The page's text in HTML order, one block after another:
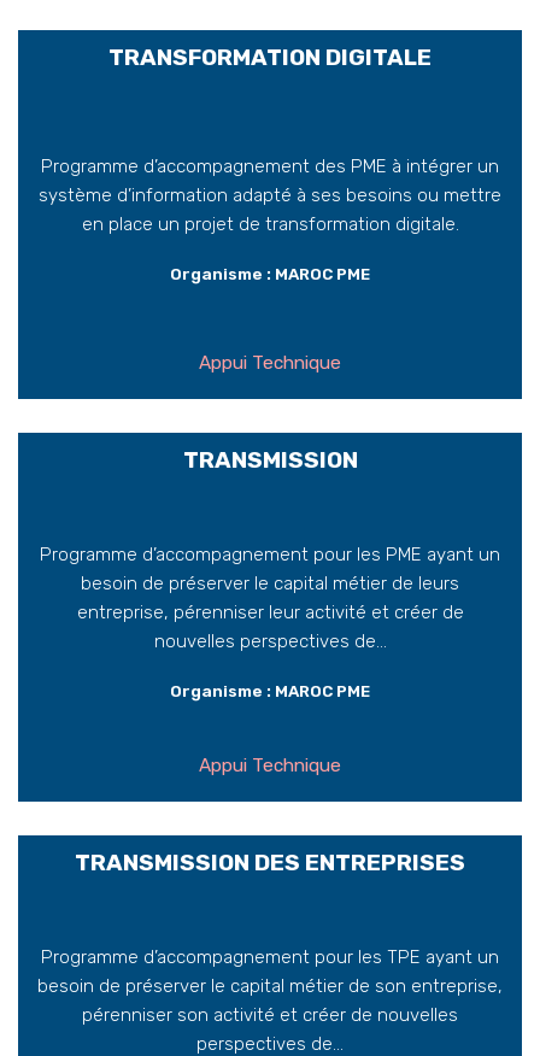
TRANSFORMATION DIGITALE
Programme d’accompagnement des PME à intégrer un
système d’information adapté à ses besoins ou mettre
en place un projet de transformation digitale.
Organisme : MAROC PME
Appui Technique
TRANSMISSION
Programme d’accompagnement pour les PME ayant un
besoin de préserver le capital métier de leurs
entreprise, pérenniser leur activité et créer de
nouvelles perspectives de...
Organisme : MAROC PME
Appui Technique
TRANSMISSION DES ENTREPRISES
Programme d’accompagnement pour les TPE ayant un
besoin de préserver le capital métier de son entreprise,
pérenniser son activité et créer de nouvelles
perspectives de...